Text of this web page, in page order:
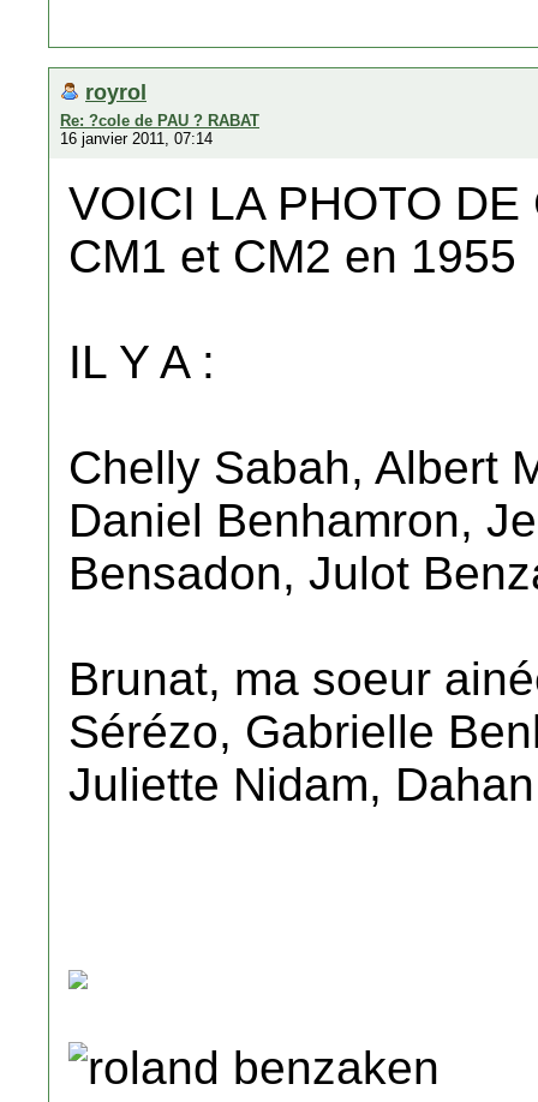
royrol
Re: ?cole de PAU ? RABAT
16 janvier 2011, 07:14
VOICI LA PHOTO
CM1 et CM2 en 1955
IL Y A :
Chelly Sabah, Albert
Daniel Benhamron,
Bensadon, Julot
Brunat, ma soeur
Sérézo, Gabrielle
Juliette Nidam,
roland benzaken